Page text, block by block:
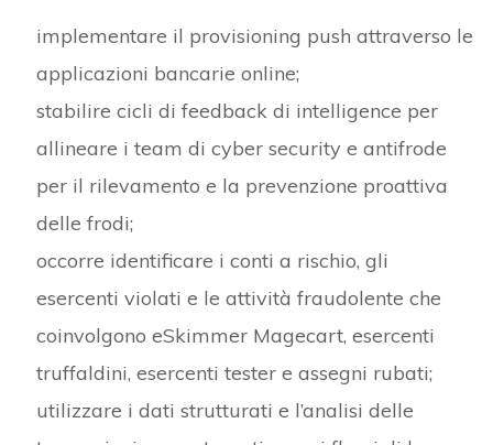
implementare il provisioning push attraverso le
applicazioni bancarie online;
stabilire cicli di feedback di intelligence per
allineare i team di cyber security e antifrode
per il rilevamento e la prevenzione proattiva
delle frodi;
occorre identificare i conti a rischio, gli
esercenti violati e le attività fraudolente che
coinvolgono eSkimmer Magecart, esercenti
truffaldini, esercenti tester e assegni rubati;
utilizzare i dati strutturati e l’analisi delle